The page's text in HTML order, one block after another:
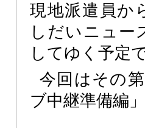
現地派遣員か
しだいニュー
してゆく予定
今回はその
ブ中継準備編」